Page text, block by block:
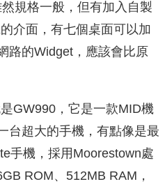
規格一般，但有加入自製
介面，有七個桌面可以加
路的Widget，應該會比原
GW990，它是一款MID機
台超大的手機，有點像是最
手機，採用Moorestown處
ROM、512MB RAM，